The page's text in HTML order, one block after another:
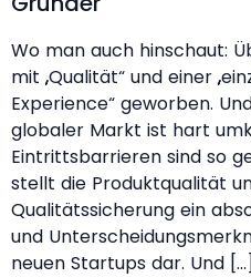
Wo man auch hinschaut:
mit „Qualität“ und einer
Experience“ geworben.
globaler Markt ist hart
Eintrittsbarrieren sind so
stellt die Produktqualität
Qualitätssicherung ein
und
neuen Startups dar. Und […]